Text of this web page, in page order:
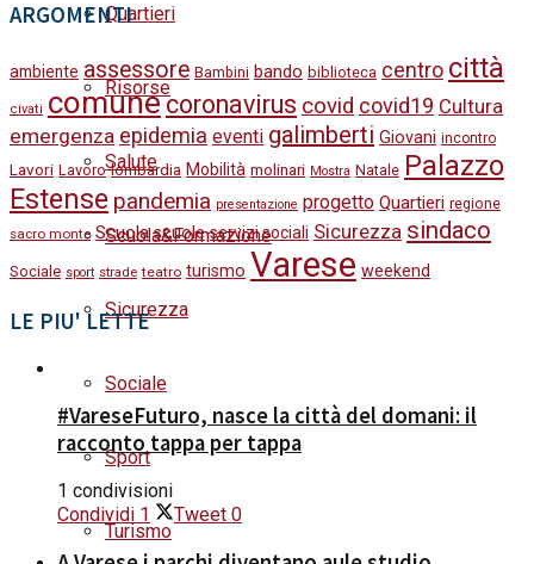
Quartieri
Risorse
Salute
Scuola&Formazione
Sicurezza
Sociale
Sport
Turismo
ARGOMENTI
ambiente assessore Bambini bando biblioteca centro città
civati comunecoronavirus covid covid19 Cultura
emergenza epidemia eventi galimberti Giovani incontro
Lavori Lavoro lombardia Mobilità molinari Mostra Natale Palazzo
Estense pandemia presentazione progetto Quartieri regione
sacro monte Scuola scuole servizi sociali Sicurezza sindaco
Sociale sport strade teatro turismo Varese weekend
LE PIU' LETTE
#VareseFuturo, nasce la città del domani: il
racconto tappa per tappa
1 condivisioni
Condividi 1 Tweet 0